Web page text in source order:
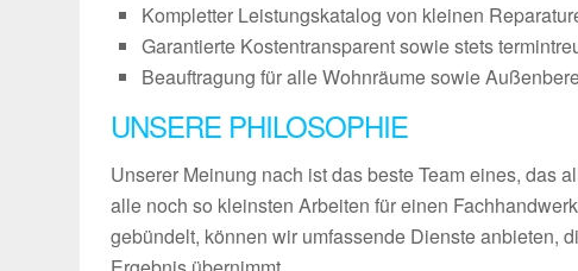
Kompletter Leistungskatalog von kleinen
Garantierte Kostentransparent sowie stets
Beauftragung für alle Wohnräume sowie
UNSERE PHILOSOPHIE
Unserer Meinung nach ist das beste Team eines, das
alle noch so kleinsten Arbeiten für einen
gebündelt, können wir umfassende Dienste anbieten,